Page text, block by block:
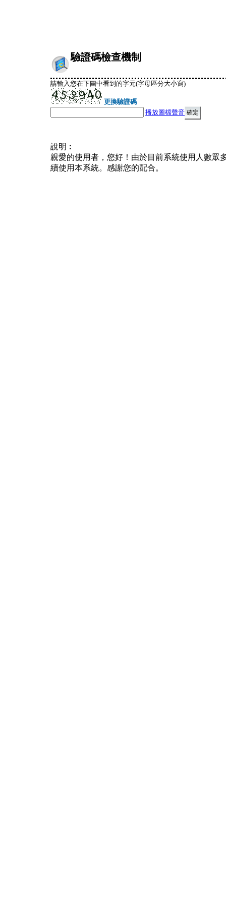
驗證碼檢查機制
請輸入您在下圖中看到的字元(字母區分大小寫)
更換驗證碼
播放圖檔聲音
說明︰
親愛的使用者，您好！由於目前系統使用人數眾
續使用本系統。感謝您的配合。